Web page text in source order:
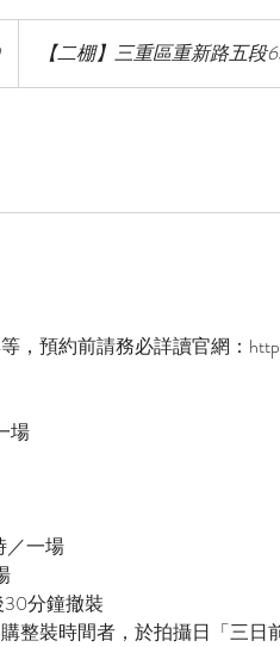
【二棚】三重區重新路五段
，預約前請務必詳讀官網：
場
／一場
分鐘撤裝
整裝時間者，於拍攝日「三日